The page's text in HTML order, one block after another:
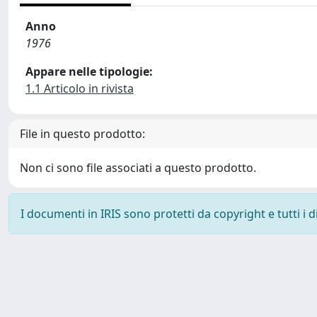
Anno
1976
Appare nelle tipologie:
1.1 Articolo in rivista
File in questo prodotto:
Non ci sono file associati a questo prodotto.
I documenti in IRIS sono protetti da copyright e tutti i